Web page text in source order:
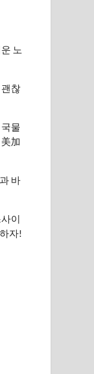
노
찮
물
美加
바
이
자!